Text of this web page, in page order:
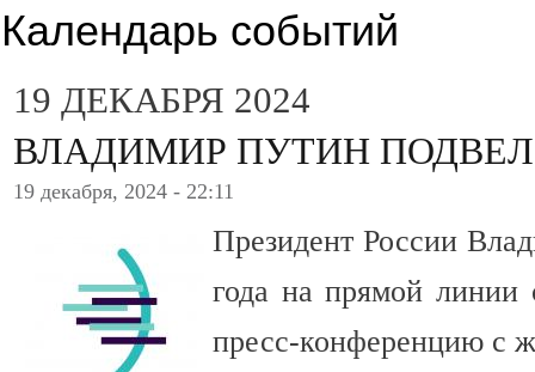
Календарь событий
19 ДЕКАБРЯ 2024
ВЛАДИМИР ПУТИН
19 декабря, 2024 - 22:11
Президент России
года на прямой
пресс-конференцию с